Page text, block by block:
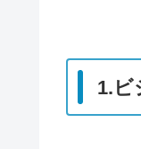
1.ビ